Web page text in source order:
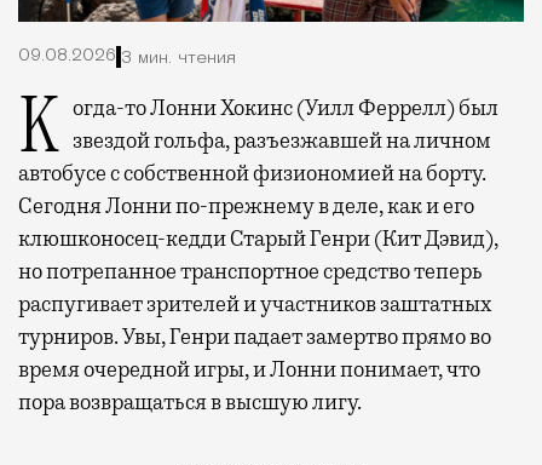
09.08.2026 3 мин. чтения
Когда-то Лонни Хокинс (Уилл Феррелл) был звездой гольфа, разъезжавшей на личном
автобусе с собственной физиономией на борту.
Сегодня Лонни по-прежнему в деле, как и его
клюшконосец-кедди Старый Генри (Кит Дэвид),
но потрепанное транспортное средство теперь
распугивает зрителей и участников заштатных
турниров. Увы, Генри падает замертво прямо во
время очередной игры, и Лонни понимает, что
пора возвращаться в высшую лигу.